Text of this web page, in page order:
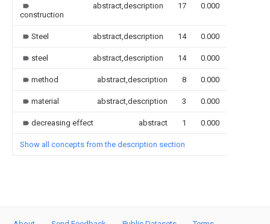
construction
abstract,description 17 0.000
Steel abstract,description 14 0.000
steel abstract,description 14 0.000
method abstract,description 8 0.000
material abstract,description 3 0.000
decreasing effect abstract 1 0.000
Show all concepts from the description section